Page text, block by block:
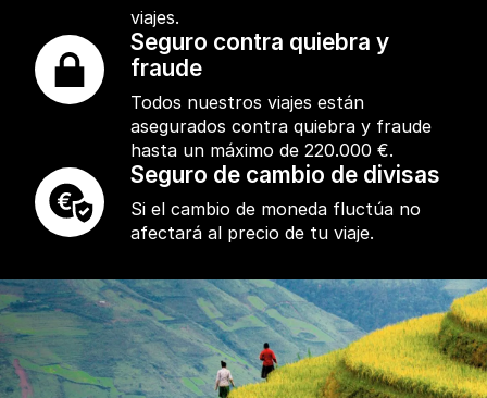
viajes.
Seguro contra quiebra y
fraude
Todos nuestros viajes están
asegurados contra quiebra y fraude
hasta un máximo de 220.000 €.
Seguro de cambio de divisas
Si el cambio de moneda fluctúa no
afectará al precio de tu viaje.